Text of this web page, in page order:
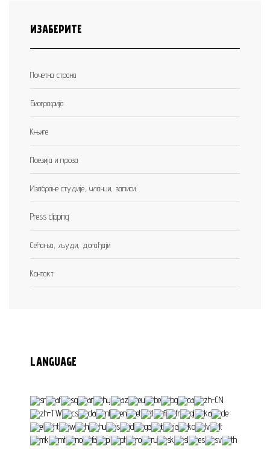
ИЗАБЕРИТЕ
Почетна страна
Биографија
Књиге
Поезија и проза
Изабране студије, чланци, записи
Press clipping
Сећања, људи, догађаји
Контакт
LANGUAGE